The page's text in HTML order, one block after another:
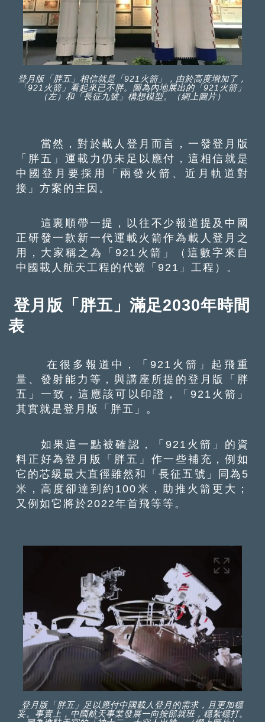
登月版「胖五」相信就是「921火箭」，由於高度增加了，
「921火箭」看起來已不胖。圖為內地展出的「921火箭」
（左）和「長征九號」構想模型。（網上圖片）
當然，對於載人登月而言，一發登月版
「胖五」運載力仍未足以應付，這相信就是
中國登月要採用「兩發火箭、近月軌道對
接」方案的主因。
這裏順帶一提，以往不少報道提及中國
正研發一款新一代運載火箭作為載人登月之
用，大家稱之為「921火箭」（這數字來自
中國載人航天工程的代號「921」工程）。
登月版「胖五」滿足2030年時間
表
在很多報道中，「921火箭」起飛重
量、發射能力等，與講座所提的登月版「胖
五」一致，這應該可以印證，「921火箭」
其實就是登月版「胖五」。
如果這一點被確認，「921火箭」的資
料正好為登月版「胖五」作一些補充，例如
它的芯級最大直徑雖然和「長征五號」同為5
米，高度卻達到約100米，助推火箭更大；
又例如它將於2022年首飛等等。
登月版「胖五」足以應付中國載人登月的需求，且更加穩
妥。事實上，中國航天事業發展一向按部就班，穩紮穩打。